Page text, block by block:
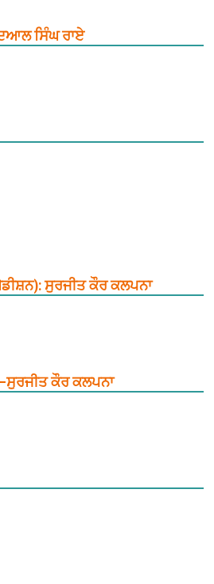
ਸਿੰਘ ਰਾਏ
ਸੁਰਜੀਤ ਕੌਰ ਕਲਪਨਾ
ਕੌਰ ਕਲਪਨਾ